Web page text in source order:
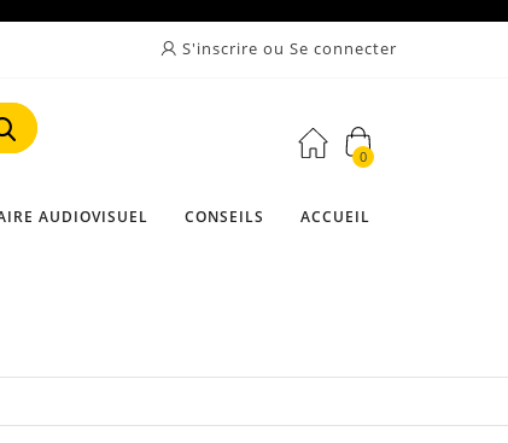
S'inscrire ou Se connecter
0
AUDIOVISUEL CONSEILS ACCUEIL